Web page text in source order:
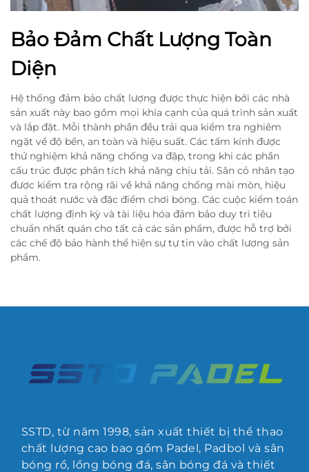
Bảo Đảm Chất Lượng Toàn
Diện
Hệ thống đảm bảo chất lượng được thực hiện bởi các nhà
sản xuất này bao gồm mọi khía cạnh của quá trình sản xuất
và lắp đặt. Mỗi thành phần đều trải qua kiểm tra nghiêm
ngặt về độ bền, an toàn và hiệu suất. Các tấm kính được
thử nghiệm khả năng chống va đập, trong khi các phần
cấu trúc được phân tích khả năng chịu tải. Sân cỏ nhân tạo
được kiểm tra rộng rãi về khả năng chống mài mòn, hiệu
quả thoát nước và đặc điểm chơi bóng. Các cuộc kiểm toán
chất lượng định kỳ và tài liệu hóa đảm bảo duy trì tiêu
chuẩn nhất quán cho tất cả các sản phẩm, được hỗ trợ bởi
các chế độ bảo hành thể hiện sự tự tin vào chất lượng sản
phẩm.
SSTD, từ năm 1998, sản xuất thiết bị thể thao
chất lượng cao bao gồm Padel, Padbol và sân
bóng rổ, lồng bóng đá, sân bóng đá và thiết